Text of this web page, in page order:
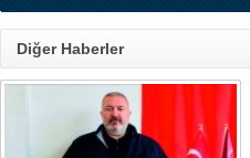
Diğer Haberler